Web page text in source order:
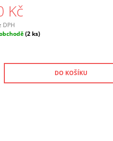
Kč
DPH
(2 ks)
DO KOŠÍKU